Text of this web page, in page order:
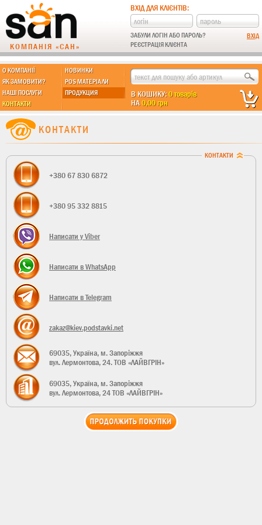
КОМПАНІЯ «САН»
ВХІД ДЛЯ КЛІЄНТІВ:
ЗАБУЛИ ЛОГІН АБО ПАРОЛЬ?
РЕЄСТРАЦІЯ КЛІЄНТА
О КОМПАНІЇ
НОВИНКИ
ЯК ЗАМОВИТИ?
POS МАТЕРІАЛИ
НАШІ ПОСЛУГИ
ПРОДУКЦИЯ
КОНТАКТИ
В КОШИКУ:0 товарів
НА0,00 грн
КОНТАКТИ
КОНТАКТИ
+380 67 830 6872
+380 95 332 8815
Написати у Viber
Написати в WhatsApp
Написати в Telegram
zakaz@kiev.podstavki.net
69035, Україна,м. Запоріжжя
вул. Лермонтова, 24. ТОВ «ЛАЙВГРІН»
69035, Україна, м. Запоріжжя
вул. Лермонтова, 24 ТОВ «ЛАЙВГРІН»